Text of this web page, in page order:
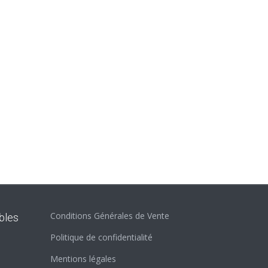
Conditions Générales de Vente
Politique de confidentialité
Mentions légales